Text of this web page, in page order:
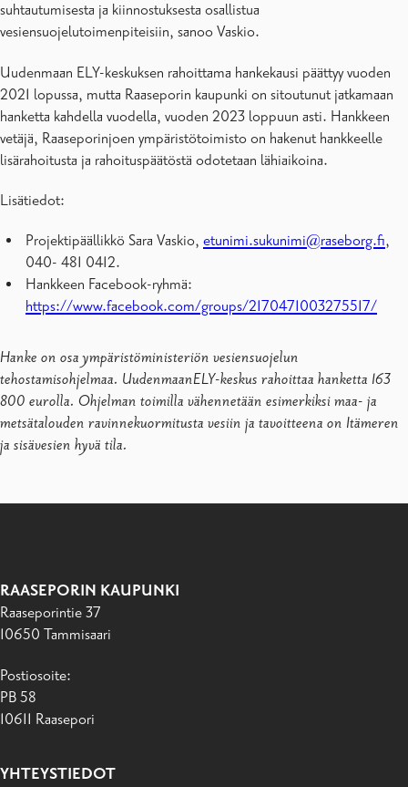
suhtautumisesta ja kiinnostuksesta osallistua
vesiensuojelutoimenpiteisiin, sanoo Vaskio.
Uudenmaan ELY-keskuksen rahoittama hankekausi päättyy vuoden
2021 lopussa, mutta Raaseporin kaupunki on sitoutunut jatkamaan
hanketta kahdella vuodella, vuoden 2023 loppuun asti. Hankkeen
vetäjä, Raaseporinjoen ympäristötoimisto on hakenut hankkeelle
lisärahoitusta ja rahoituspäätöstä odotetaan lähiaikoina.
Lisätiedot:
Projektipäällikkö Sara Vaskio, etunimi.sukunimi@raseborg.fi,
040- 481 0412.
Hankkeen Facebook-ryhmä:
https://www.facebook.com/groups/2170471003275517/
Hanke on osa ympäristöministeriön vesiensuojelun
tehostamisohjelmaa. UudenmaanELY-keskus rahoittaa hanketta 163
800 eurolla. Ohjelman toimilla vähennetään esimerkiksi maa- ja
metsätalouden ravinnekuormitusta vesiin ja tavoitteena on Itämeren
ja sisävesien hyvä tila.
RAASEPORIN KAUPUNKI
Raaseporintie 37
10650 Tammisaari
Postiosoite:
PB 58
10611 Raasepori
YHTEYSTIEDOT